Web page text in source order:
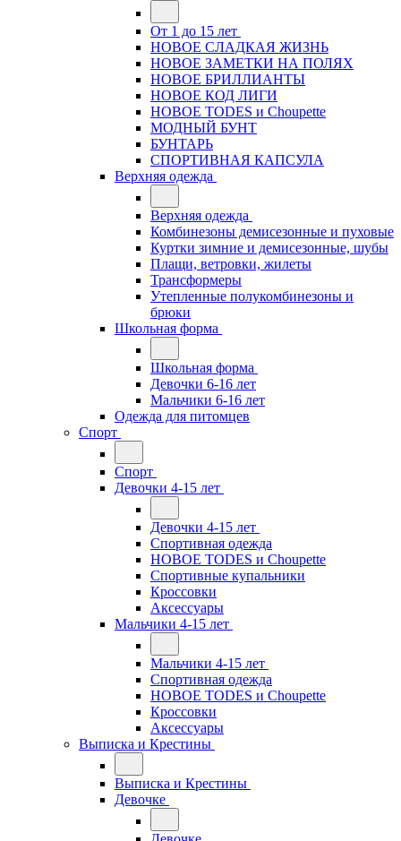
От 1 до 15 лет
НОВОЕ СЛАДКАЯ ЖИЗНЬ
НОВОЕ ЗАМЕТКИ НА ПОЛЯХ
НОВОЕ БРИЛЛИАНТЫ
НОВОЕ КОД ЛИГИ
НОВОЕ TODES и Choupette
МОДНЫЙ БУНТ
БУНТАРЬ
СПОРТИВНАЯ КАПСУЛА
Верхняя одежда
Верхняя одежда
Комбинезоны демисезонные и пуховые
Куртки зимние и демисезонные, шубы
Плащи, ветровки, жилеты
Трансформеры
Утепленные полукомбинезоны и
брюки
Школьная форма
Школьная форма
Девочки 6-16 лет
Мальчики 6-16 лет
Одежда для питомцев
Спорт
Спорт
Девочки 4-15 лет
Девочки 4-15 лет
Спортивная одежда
НОВОЕ TODES и Choupette
Спортивные купальники
Кроссовки
Аксессуары
Мальчики 4-15 лет
Мальчики 4-15 лет
Спортивная одежда
НОВОЕ TODES и Choupette
Кроссовки
Аксессуары
Выписка и Крестины
Выписка и Крестины
Девочке